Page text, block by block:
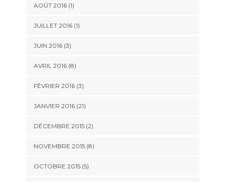
AOÛT 2016 (1)
JUILLET 2016 (1)
JUIN 2016 (3)
AVRIL 2016 (8)
FÉVRIER 2016 (3)
JANVIER 2016 (21)
DÉCEMBRE 2015 (2)
NOVEMBRE 2015 (8)
OCTOBRE 2015 (5)